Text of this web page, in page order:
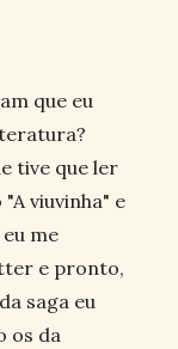
que eu
tive que ler
viuvinha" e
me
e pronto,
saga eu
os da